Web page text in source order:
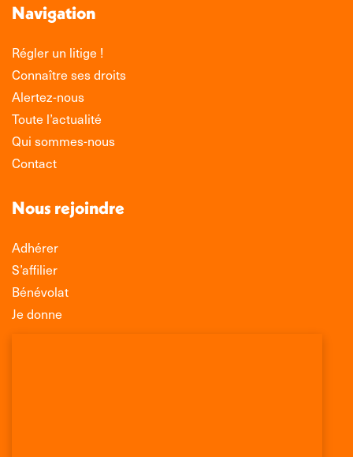
Navigation
Régler un litige !
Connaître ses droits
Alertez-nous
Toute l’actualité
Qui sommes-nous
Contact
Nous rejoindre
Adhérer
S’affilier
Bénévolat
Je donne